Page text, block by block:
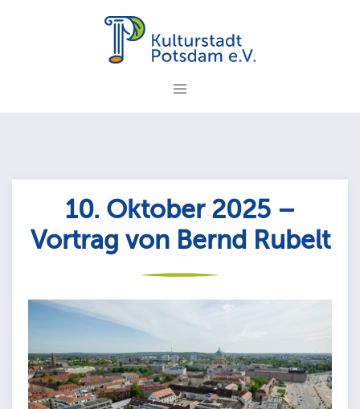
10. Oktober 2025 –
Vortrag von Bernd Rubelt